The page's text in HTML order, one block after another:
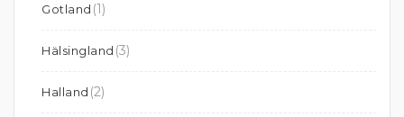
Gotland (1)
Hälsingland (3)
Halland (2)